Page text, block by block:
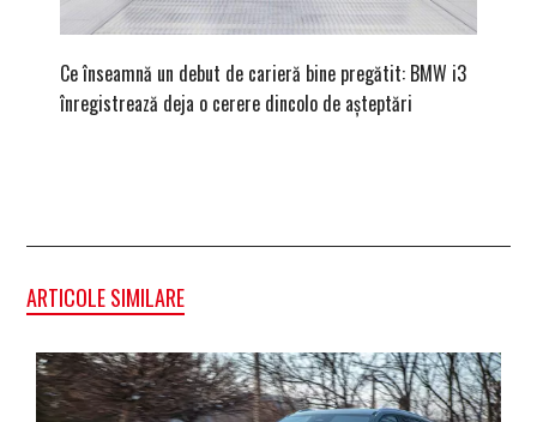
Ce înseamnă un debut de carieră bine pregătit: BMW i3
înregistrează deja o cerere dincolo de așteptări
ARTICOLE SIMILARE